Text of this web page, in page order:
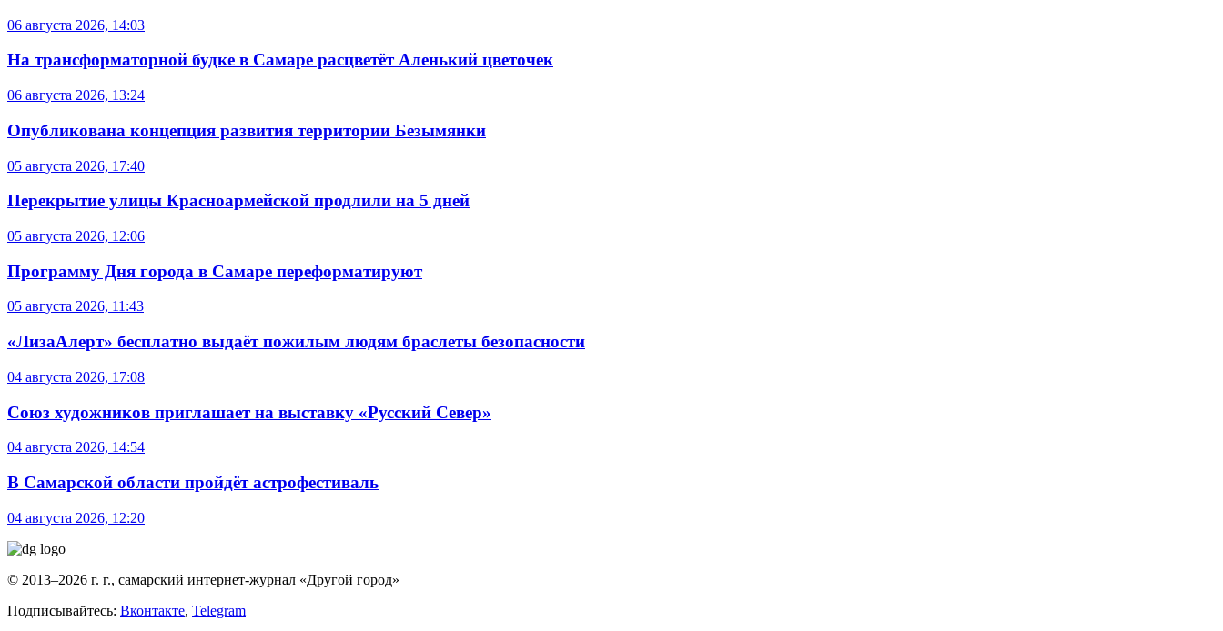
06 августа 2026, 14:03
На трансформаторной будке в Самаре расцветёт Аленький цветочек
06 августа 2026, 13:24
Опубликована концепция развития территории Безымянки
05 августа 2026, 17:40
Перекрытие улицы Красноармейской продлили на 5 дней
05 августа 2026, 12:06
Программу Дня города в Самаре переформатируют
05 августа 2026, 11:43
«ЛизаАлерт» бесплатно выдаёт пожилым людям браслеты безопасности
04 августа 2026, 17:08
Союз художников приглашает на выставку «Русский Север»
04 августа 2026, 14:54
В Самарской области пройдёт астрофестиваль
04 августа 2026, 12:20
© 2013–2026 г. г., самарский интернет-журнал «Другой город»
Подписывайтесь: Вконтакте, Telegram